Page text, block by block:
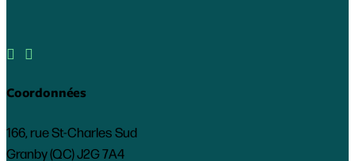
 
Coordonnées
166, rue St-Charles Sud
Granby (QC) J2G 7A4